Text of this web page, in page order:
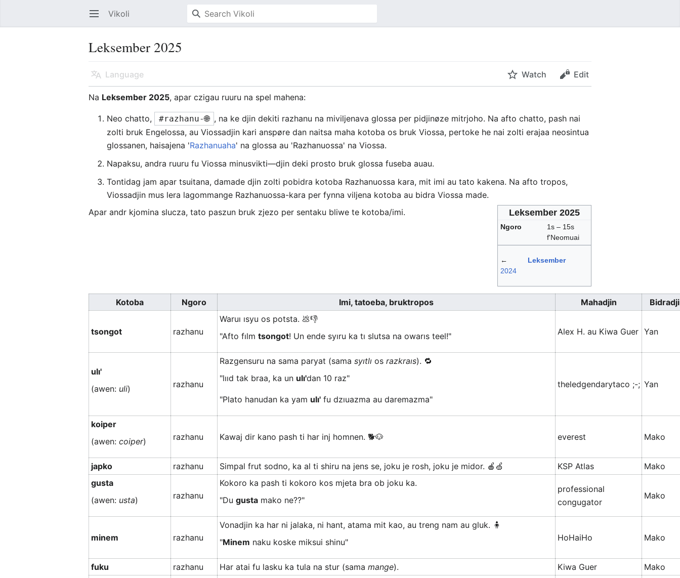
Open main menu Vikoli
Leksember 2025
Language Watch Edit
Na Leksember 2025, apar czigau ruuru na spel mahena:
Neo chatto, #razhanu-🌐 , na ke djin dekiti razhanu na miviljenava glossa per pidjinøze mitrjoho. Na afto chatto, pash nai
zolti bruk Engelossa, au Viossadjin kari anspøre dan naitsa maha kotoba os bruk Viossa, pertoke he nai zolti erajaa neosintua
glossanen, haisajena 'Razhanuaha' na glossa au 'Razhanuossa' na Viossa.
Napaksu, andra ruuru fu Viossa minusvikti—djin deki prosto bruk glossa fuseba auau.
Tontidag jam apar tsuitana, damade djin zolti pobidra kotoba Razhanuossa kara, mit imi au tato kakena. Na afto tropos,
Viossadjin mus lera lagommange Razhanuossa-kara per fynna viljena kotoba au bidra Viossa made.
Leksember 2025
Ngoro
1s – 15s
f'Neomuai
←
2024
Leksember
Apar andr kjomina slucza, tato paszun bruk zjezo per sentaku bliwe te kotoba/imi.
Kotoba Ngoro Imi, tatoeba, bruktropos Mahadjin
tsongot razhanu
Waruı ısyu os potsta. 💩👎
"Afto fılm tsongot! Un ende syıru ka tı slutsa na owarıs teel!" Alex H. au Kiwa Guer Yan
ulı'
(awen: uli) razhanu
Razgensuru na sama paryat (sama syıtlıos razkraıs). 🔁
"lııd tak braa, ka un ulı'dan 10 raz"
"Plato hanudan ka yam ulı'fu dzıuazma au daremazma"
theledgendarytaco ;-; Yan
koiper
(awen: coiper) razhanu Kawaj dir kano pash ti har inj homnen. 🐕🐶 everest Mako
japko razhanu Simpal frut sodno, ka al ti shiru na jens se, joku je rosh, joku je midor. 🍎🍏 KSP Atlas
Mako
gusta
(awen: usta) razhanu
Kokoro ka pash ti kokoro kos mjeta bra ob joku ka.
"Du gustamako ne??"
professional
congugator
Mako
minem razhanu
Vonadjin ka har ni jalaka, ni hant, atama mit kao, au treng nam au gluk. 🧍
"Minem naku koske miksui shinu" HoHaiHo Mako
fuku razhanu Har atai fu lasku ka tula na stur (sama mange). Kiwa Guer Mako